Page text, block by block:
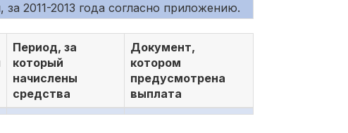
2011-2013 года согласно приложению.
Период, за
который
начислены
средства
Документ,
котором
предусмотрена
выплата